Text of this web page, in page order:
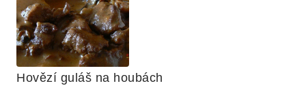
Hovězí guláš na houbách